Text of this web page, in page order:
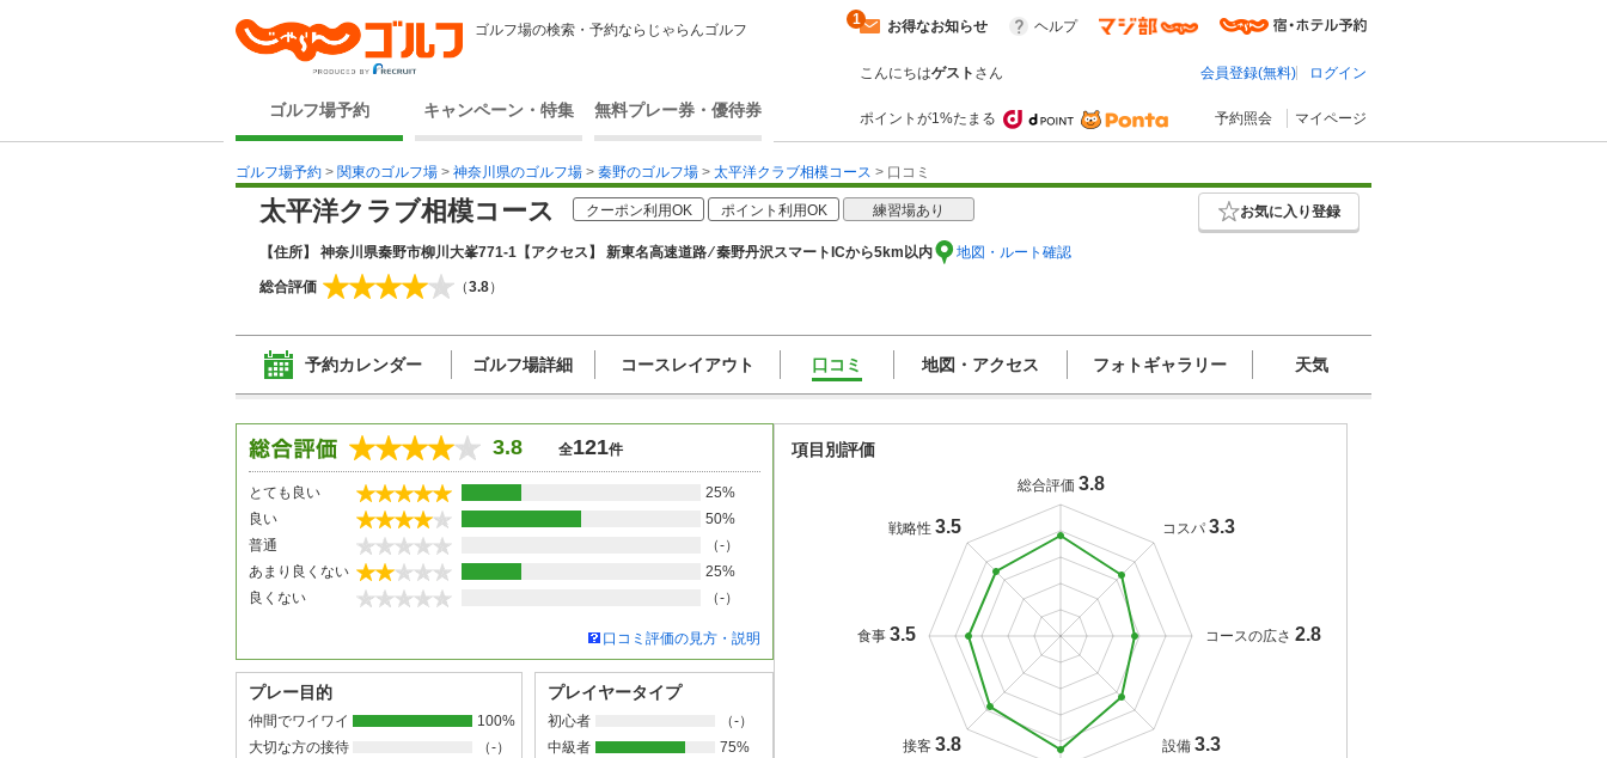
ゴルフ場の検索・予約ならじゃらんゴルフ
ゴルフ場予約 キャンペーン・特集 無料プレー券・優待券
お得なお知らせ
1 ヘルプ
こんにちはゲスト さん 会員登録(無料) ログイン
ポイントが1%たまる 予約照会 マイページ
ゴルフ場予約 > 関東のゴルフ場 > 神奈川県のゴルフ場 > 秦野のゴルフ場 > 太平洋クラブ相模コース > 口コミ
太平洋クラブ相模コース クーポン利用OK ポイント利用OK 練習場あり お気に入り登録
【住所】 神奈川県秦野市柳川大峯771-1 【アクセス】 新東名高速道路 ⁄ 秦野丹沢スマートICから5km以内 地図・ルート確認
総合評価 （3.8）
予約カレンダー ゴルフ場詳細 コースレイアウト 口コミ 地図・アクセス フォトギャラリー 天気
3.8 全121件
とても良い
25%
良い
50%
普通
（-）
あまり良くない
25%
良くない
（-）
口コミ評価の見方・説明
プレー目的
仲間でワイワイ
100%
大切な方の接待
（-）
プレイヤータイプ
初心者
（-）
中級者
75%
項目別評価
総合評価 3.8
コスパ 3.3
コースの広さ 2.8
設備 3.3
接客 3.8
食事 3.5
戦略性 3.5